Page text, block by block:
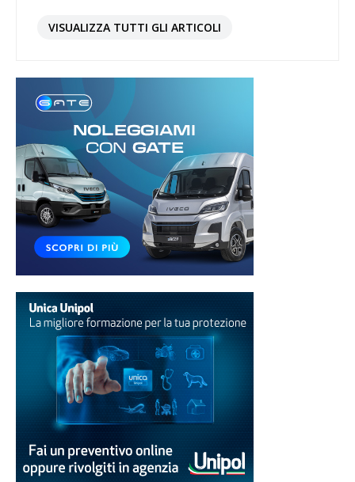
VISUALIZZA TUTTI GLI ARTICOLI